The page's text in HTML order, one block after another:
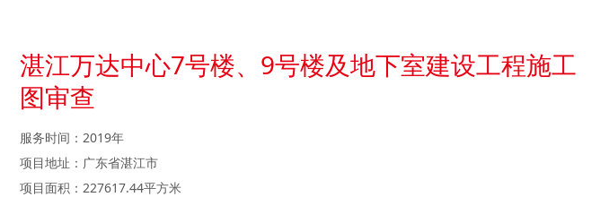
设工程施工图审查
湛江万达中心7号楼、9号楼及地下室建设工程施工
图审查
服务时间：2019年
项目地址：广东省湛江市
项目面积：227617.44平方米